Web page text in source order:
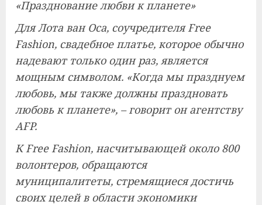
«Празднование любви к планете»
Для Лота ван Оса, соучредителя Free
Fashion, свадебное платье, которое обычно
надевают только один раз, является
мощным символом. «Когда мы празднуем
любовь, мы также должны праздновать
любовь к планете», – говорит он агентству
AFP.
К Free Fashion, насчитывающей около 800
волонтеров, обращаются
муниципалитеты, стремящиеся достичь
своих целей в области экономики